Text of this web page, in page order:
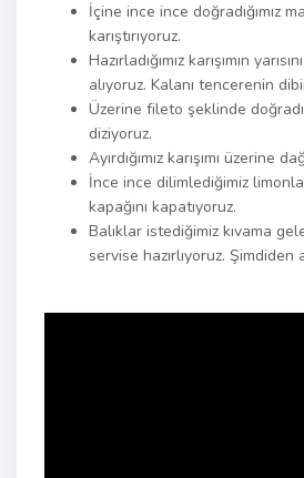
İçine ince ince doğradığımız
karıştırıyoruz.
Hazırladığımız karışımın
alıyoruz. Kalanı tencerenin
Üzerine fileto şeklinde
diziyoruz.
Ayırdığımız karışımı üzerine
İnce ince dilimlediğimiz
kapağını kapatıyoruz.
Balıklar istediğimiz kıvama
servise hazırlıyoruz.